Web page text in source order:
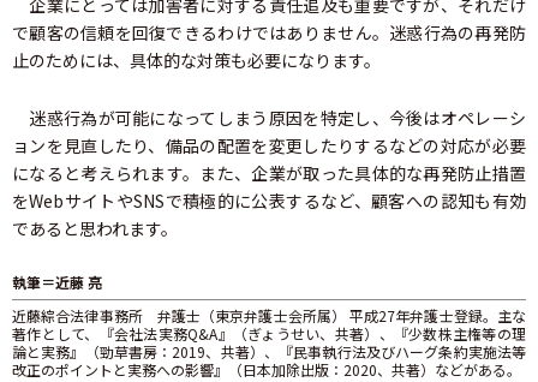
企業にとっては加害者に対する責任追及も重要ですが、それだけ
で顧客の信頼を回復できるわけではありません。迷惑行為の再発防
止のためには、具体的な対策も必要になります。
迷惑行為が可能になってしまう原因を特定し、今後はオペレーシ
ョンを見直したり、備品の配置を変更したりするなどの対応が必要
になると考えられます。また、企業が取った具体的な再発防止措置
をWebサイトやSNSで積極的に公表するなど、顧客への認知も有効
であると思われます。
執筆＝近藤 亮
近藤綜合法律事務所 弁護士（東京弁護士会所属） 平成27年弁護士登録。主な
著作として、『会社法実務Q&A』（ぎょうせい、共著）、『少数株主権等の理
論と実務』（勁草書房：2019、共著）、『民事執行法及びハーグ条約実施法等
改正のポイントと実務への影響』（日本加除出版：2020、共著）などがある。